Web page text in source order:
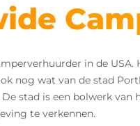
in de
nog wat van de stad
stad is een bolwerk
te verkennen.